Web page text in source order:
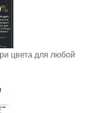
цвета для любой